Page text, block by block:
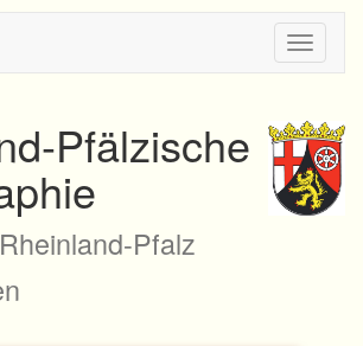
ein/
Pfälzische
Pfalz